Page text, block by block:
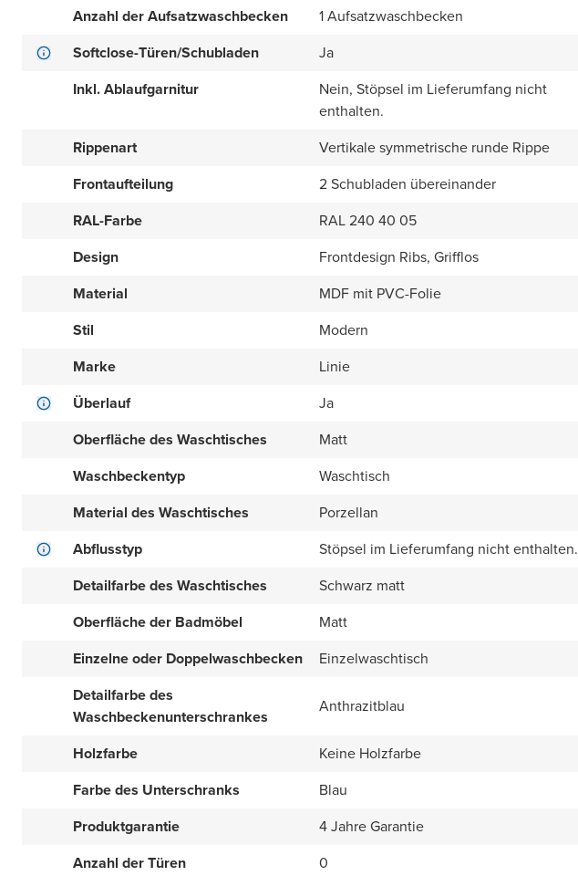
Anzahl der Aufsatzwaschbecken
1 Aufsatzwaschbecken
Softclose-Türen/Schubladen
Ja
Inkl. Ablaufgarnitur
Nein, Stöpsel im Lieferumfang nicht
enthalten.
Rippenart
Vertikale symmetrische runde Rippe
Frontaufteilung
2 Schubladen übereinander
RAL-Farbe
RAL 240 40 05
Design
Frontdesign Ribs, Grifflos
Material
MDF mit PVC-Folie
Stil
Modern
Marke
Linie
Überlauf
Ja
Oberfläche des Waschtisches
Matt
Waschbeckentyp
Waschtisch
Material des Waschtisches
Porzellan
Abflusstyp
Stöpsel im Lieferumfang nicht enthalten.
Detailfarbe des Waschtisches
Schwarz matt
Oberfläche der Badmöbel
Matt
Einzelne oder Doppelwaschbecken
Einzelwaschtisch
Detailfarbe des
Waschbeckenunterschrankes
Anthrazitblau
Holzfarbe
Keine Holzfarbe
Farbe des Unterschranks
Blau
Produktgarantie
4 Jahre Garantie
Anzahl der Türen
0